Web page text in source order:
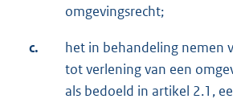
omgevingsrecht;
c.
het in behandeling nemen
tot verlening van een
als bedoeld in artikel 2.1,